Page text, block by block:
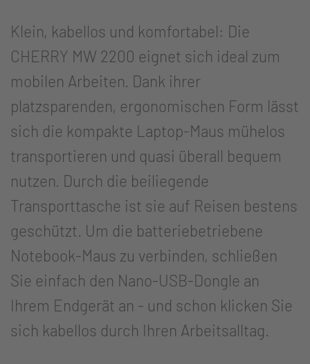
Klein, kabellos und komfortabel: Die
CHERRY MW 2200 eignet sich ideal zum
mobilen Arbeiten. Dank ihrer
platzsparenden, ergonomischen Form lässt
sich die kompakte Laptop-Maus mühelos
transportieren und quasi überall bequem
nutzen. Durch die beiliegende
Transporttasche ist sie auf Reisen bestens
geschützt. Um die batteriebetriebene
Notebook-Maus zu verbinden, schließen
Sie einfach den Nano-USB-Dongle an
Ihrem Endgerät an - und schon klicken Sie
sich kabellos durch Ihren Arbeitsalltag.